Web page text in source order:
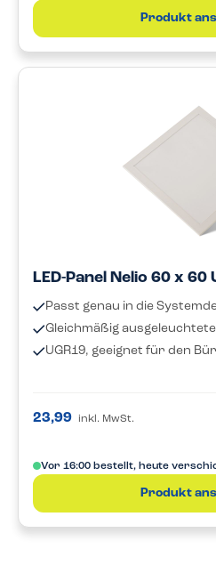
Produkt
Passt genau in die
Gleichmäßig
UGR19, geeignet für den
23,99 inkl. MwSt.
Vor 16:00 bestellt, heute
Produkt